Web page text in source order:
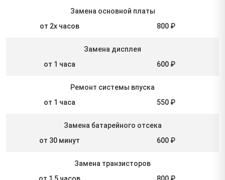
Замена основной платы
от 2х часов
800 ₽
Замена дисплея
от 1 часа
600 ₽
Ремонт системы впуска
от 1 часа
550 ₽
Замена батарейного отсека
от 30 минут
600 ₽
Замена транзисторов
от 1,5 часов
800 ₽